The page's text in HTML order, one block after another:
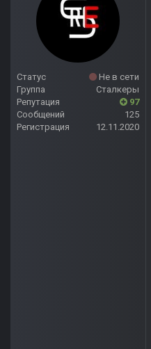
Статус
Не в сети
Группа
Сталкеры
Репутация
97
Сообщений
125
Регистрация
12.11.2020